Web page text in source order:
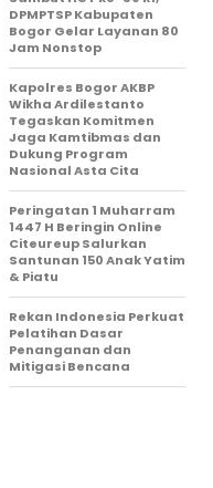
DPMPTSP Kabupaten
Bogor Gelar Layanan 80
Jam Nonstop
Kapolres Bogor AKBP
Wikha Ardilestanto
Tegaskan Komitmen
Jaga Kamtibmas dan
Dukung Program
Nasional Asta Cita
Peringatan 1 Muharram
1447 H Beringin Online
Citeureup Salurkan
Santunan 150 Anak Yatim
& Piatu
Rekan Indonesia Perkuat
Pelatihan Dasar
Penanganan dan
Mitigasi Bencana